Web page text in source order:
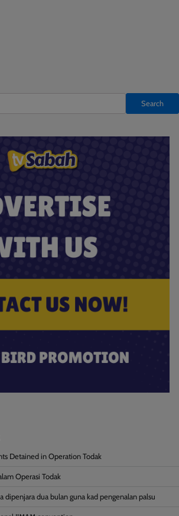
Search
Detained in Operation Todak
Operasi Todak
dipenjara dua bulan guna kad pengenalan palsu